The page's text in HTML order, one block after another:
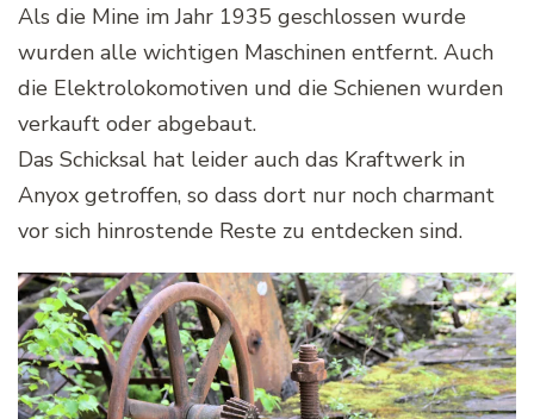
Als die Mine im Jahr 1935 geschlossen wurde
wurden alle wichtigen Maschinen entfernt. Auch
die Elektrolokomotiven und die Schienen wurden
verkauft oder abgebaut.
Das Schicksal hat leider auch das Kraftwerk in
Anyox getroffen, so dass dort nur noch charmant
vor sich hinrostende Reste zu entdecken sind.